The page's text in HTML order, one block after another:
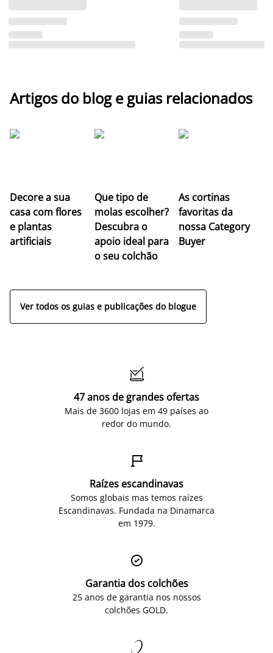
Artigos do blog e guias relacionados
Decore a sua
casa com flores
e plantas
artificiais
Que tipo de
molas escolher?
Descubra o
apoio ideal para
o seu colchão
As cortinas
favoritas da
nossa Category
Buyer
Ver todos os guias e publicações do blogue

47 anos de grandes ofertas
Mais de 3600 lojas em 49 países ao
redor do mundo.

Raízes escandinavas
Somos globais mas temos raízes
Escandinavas. Fundada na Dinamarca
em 1979.

Garantia dos colchões
25 anos de garantia nos nossos
colchões GOLD.
